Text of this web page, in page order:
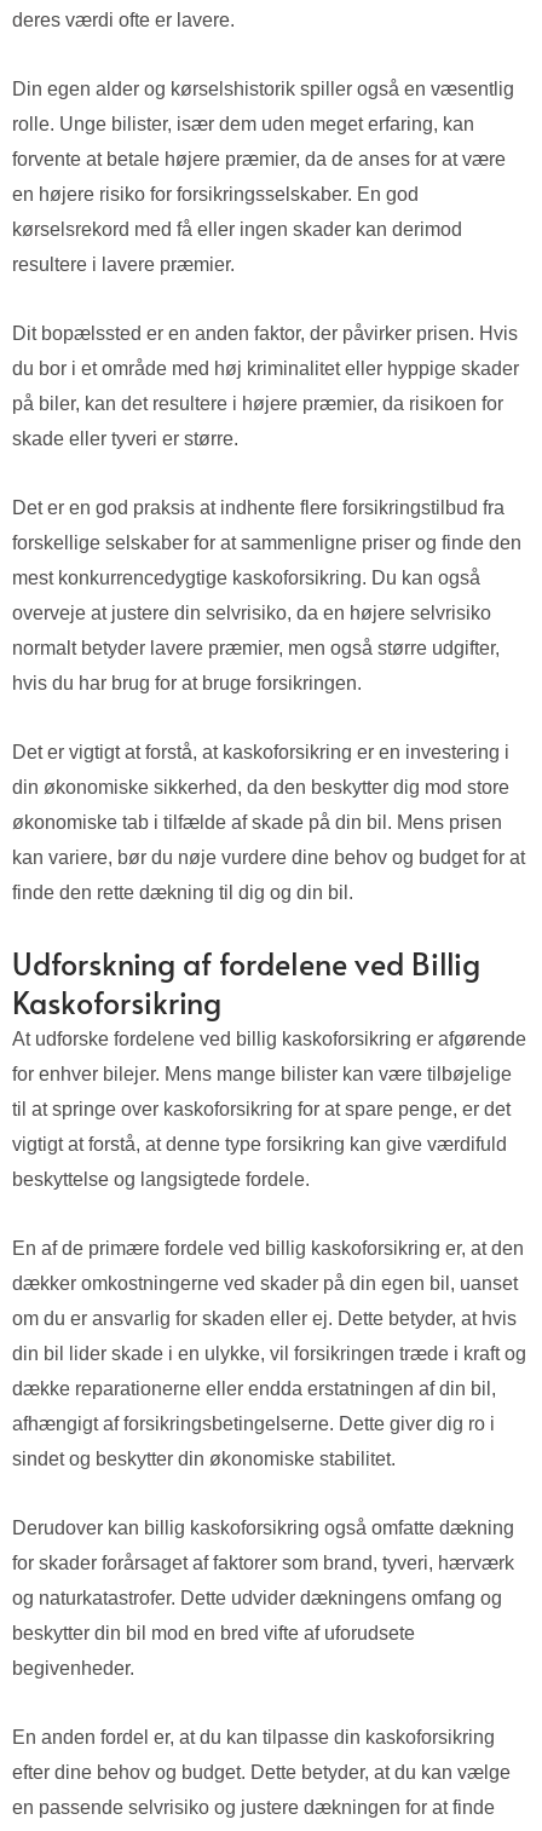
deres værdi ofte er lavere.
Din egen alder og kørselshistorik spiller også en væsentlig
rolle. Unge bilister, især dem uden meget erfaring, kan
forvente at betale højere præmier, da de anses for at være
en højere risiko for forsikringsselskaber. En god
kørselsrekord med få eller ingen skader kan derimod
resultere i lavere præmier.
Dit bopælssted er en anden faktor, der påvirker prisen. Hvis
du bor i et område med høj kriminalitet eller hyppige skader
på biler, kan det resultere i højere præmier, da risikoen for
skade eller tyveri er større.
Det er en god praksis at indhente flere forsikringstilbud fra
forskellige selskaber for at sammenligne priser og finde den
mest konkurrencedygtige kaskoforsikring. Du kan også
overveje at justere din selvrisiko, da en højere selvrisiko
normalt betyder lavere præmier, men også større udgifter,
hvis du har brug for at bruge forsikringen.
Det er vigtigt at forstå, at kaskoforsikring er en investering i
din økonomiske sikkerhed, da den beskytter dig mod store
økonomiske tab i tilfælde af skade på din bil. Mens prisen
kan variere, bør du nøje vurdere dine behov og budget for at
finde den rette dækning til dig og din bil.
Udforskning af fordelene ved Billig
Kaskoforsikring
At udforske fordelene ved billig kaskoforsikring er afgørende
for enhver bilejer. Mens mange bilister kan være tilbøjelige
til at springe over kaskoforsikring for at spare penge, er det
vigtigt at forstå, at denne type forsikring kan give værdifuld
beskyttelse og langsigtede fordele.
En af de primære fordele ved billig kaskoforsikring er, at den
dækker omkostningerne ved skader på din egen bil, uanset
om du er ansvarlig for skaden eller ej. Dette betyder, at hvis
din bil lider skade i en ulykke, vil forsikringen træde i kraft og
dække reparationerne eller endda erstatningen af din bil,
afhængigt af forsikringsbetingelserne. Dette giver dig ro i
sindet og beskytter din økonomiske stabilitet.
Derudover kan billig kaskoforsikring også omfatte dækning
for skader forårsaget af faktorer som brand, tyveri, hærværk
og naturkatastrofer. Dette udvider dækningens omfang og
beskytter din bil mod en bred vifte af uforudsete
begivenheder.
En anden fordel er, at du kan tilpasse din kaskoforsikring
efter dine behov og budget. Dette betyder, at du kan vælge
en passende selvrisiko og justere dækningen for at finde